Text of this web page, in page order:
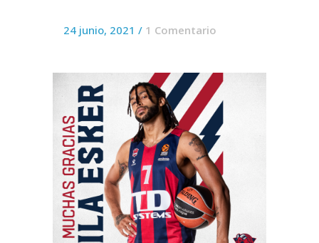
24 junio, 2021 / 1 Comentario